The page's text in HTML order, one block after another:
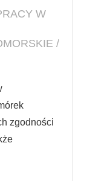
W
/
zgodności